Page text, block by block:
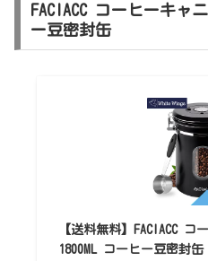
FACIACC コーヒーキャ
ー豆密封缶
【送料無料】FACIACC コ
1800ML コーヒー豆密封